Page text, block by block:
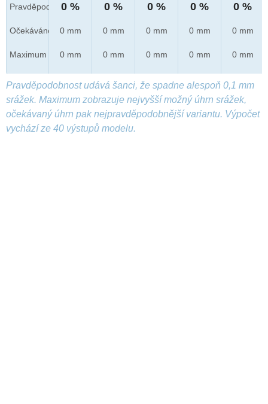
Pravděpod.
Očekáváno
Maximum
0 %
0 mm
0 mm
0 %
0 mm
0 mm
0 %
0 mm
0 mm
0 %
0 mm
0 mm
0 %
0 mm
0 mm
Pravděpodobnost udává šanci, že spadne alespoň 0,1 mm
srážek. Maximum zobrazuje nejvyšší možný úhrn srážek,
očekávaný úhrn pak nejpravděpodobnější variantu. Výpočet
vychází ze 40 výstupů modelu.